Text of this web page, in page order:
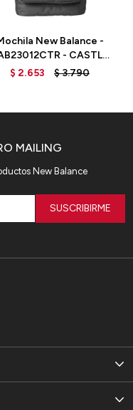
New Balance -
- CASTLE
ROCK
$ 2.653 $3.790
MAILING
New Balance
SUSCRIBIRME